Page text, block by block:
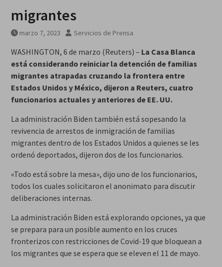
migrantes
marzo 7, 2023 Servicios de Prensa
WASHINGTON, 6 de marzo (Reuters) – La Casa Blanca
está considerando reiniciar la detención de familias
migrantes atrapadas cruzando la frontera entre
Estados Unidos y México, dijeron a Reuters, cuatro
funcionarios actuales y anteriores de EE. UU.
La administración Biden también está sopesando la
revivencia de arrestos de inmigración de familias
migrantes dentro de los Estados Unidos a quienes se les
ordenó deportados, dijeron dos de los funcionarios.
«Todo está sobre la mesa», dijo uno de los funcionarios,
todos los cuales solicitaron el anonimato para discutir
deliberaciones internas.
La administración Biden está explorando opciones, ya que
se prepara para un posible aumento en los cruces
fronterizos con restricciones de Covid-19 que bloquean a
los migrantes que se espera que se eleven el 11 de mayo.